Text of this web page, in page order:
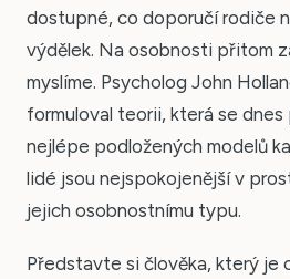
dostupné, co doporučí rodiče
výdělek. Na osobnosti přitom
myslíme. Psycholog John
formuloval teorii, která se
nejlépe podložených modelů
lidé jsou nejspokojenější v
jejich osobnostnímu typu.
Představte si člověka, který je